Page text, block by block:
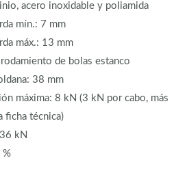
acero inoxidable y poliamida
mín.: 7 mm
máx.: 13 mm
rodamiento de bolas estanco
38 mm
máxima: 8 kN (3 kN por cabo, más
ficha técnica)
kN
%